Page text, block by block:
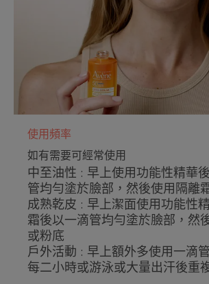
不含可再生材料的包裝
大部分為可回收的包裝
維Cg組合包含 : 維Cg，維Eg 及 維B3
使用頻率
如有需要可經常使用
中至油性 : 早上使用功能性精華
管均勻塗於臉部，然後使用隔離
成熟乾皮 : 早上潔面使用功能性
霜後以一滴管均勻塗於臉部，然
或粉底
戶外活動 : 早上額外多使用一滴
每二小時或游泳或大量出汗後重